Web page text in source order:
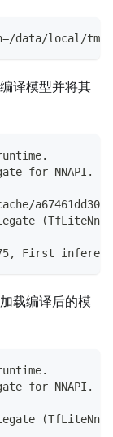
data/local/
译模型并将其
for NNAPI.
inference:
载编译后的模
for NNAPI.